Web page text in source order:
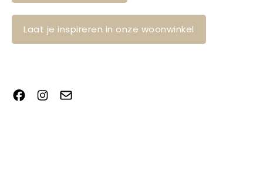
Laat je inspireren in onze woonwinkel